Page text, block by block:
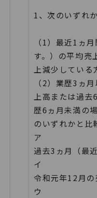
1、次のいずれ
（1）最近1ヵ
す。）の平均売
上減少している
（2）業歴3ヵ
上高または過去
歴6ヵ月未満の
のいずれかと比
ア
過去3ヵ月（最
イ
令和元年12月の
ウ